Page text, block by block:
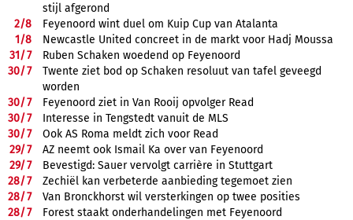
stijl afgerond
2/8
Feyenoord wint duel om Kuip Cup van Atalanta
1/8
Newcastle United concreet in de markt voor Hadj Moussa
31/7
Ruben Schaken woedend op Feyenoord
30/7
Twente ziet bod op Schaken resoluut van tafel geveegd
worden
30/7
Feyenoord ziet in Van Rooij opvolger Read
30/7
Interesse in Tengstedt vanuit de MLS
30/7
Ook AS Roma meldt zich voor Read
29/7
AZ neemt ook Ismail Ka over van Feyenoord
29/7
Bevestigd: Sauer vervolgt carrière in Stuttgart
28/7
Zechiël kan verbeterde aanbieding tegemoet zien
28/7
Van Bronckhorst wil versterkingen op twee posities
28/7
Forest staakt onderhandelingen met Feyenoord